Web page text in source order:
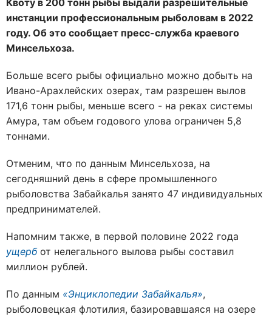
инстанции профессиональным рыболовам в 2022
году. Об это сообщает пресс-служба краевого
Минсельхоза.
Больше всего рыбы официально можно добыть на
Ивано-Арахлейских озерах, там разрешен вылов
171,6 тонн рыбы, меньше всего - на реках системы
Амура, там объем годового улова ограничен 5,8
тоннами.
Отменим, что по данным Минсельхоза, на
сегодняшний день в сфере промышленного
рыболовства Забайкалья занято 47 индивидуальных
предпринимателей.
Напомним также, в первой половине 2022 года
ущербот нелегального вылова рыбы составил
миллион рублей.
По данным «Энциклопедии Забайкалья»,
рыболовецкая флотилия, базировавшаяся на озере